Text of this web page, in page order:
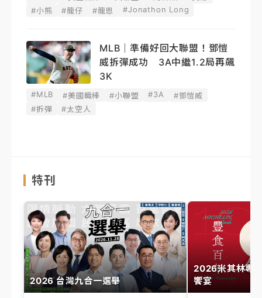
#小熊
#龍仔 #龍恩 #Jonathon Long
MLB｜準備好回大聯盟！鄧愷
威拆彈成功 3A中繼1.2局再飆
3K
#MLB #美國職棒 #小聯盟 #3A
#鄧愷威
#拆彈
#太空人
特刊
2026 台灣九合一選舉
2026米其林專
饗宴